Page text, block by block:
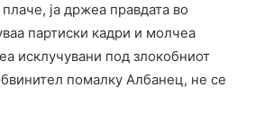
ја држеа правдата во
партиски кадри и молчеа
исклучувани под злокобниот
помалку Албанец, не се